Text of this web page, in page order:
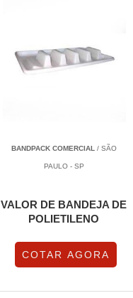
BANDPACK COMERCIAL/ SÃO
PAULO - SP
VALOR DE BANDEJA DE
POLIETILENO
COTAR AGORA